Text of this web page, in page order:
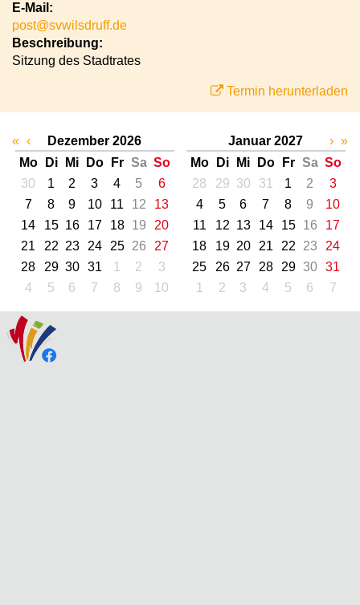
E-Mail:
post@svwilsdruff.de
Beschreibung:
Sitzung des Stadtrates
Termin herunterladen
« ‹
Dezember 2026
Mo
Di Mi Do Fr Sa So
30
1 2 3 4 5
6
7
8 9 10 11 12
13
14
15 16 17 18 19
20
21
22 23 24 25 26
27
28
29 30 31 1 2
3
4
5 6 7 8 9 10
Januar 2027
Mo
Di Mi Do Fr Sa So
28
29 30 31 1 2
3
4
5 6 7 8 9
10
11
12 13 14 15 16
17
18
19 20 21 22 23
24
25
26 27 28 29 30
31
1
2 3 4 5 6 7
› »